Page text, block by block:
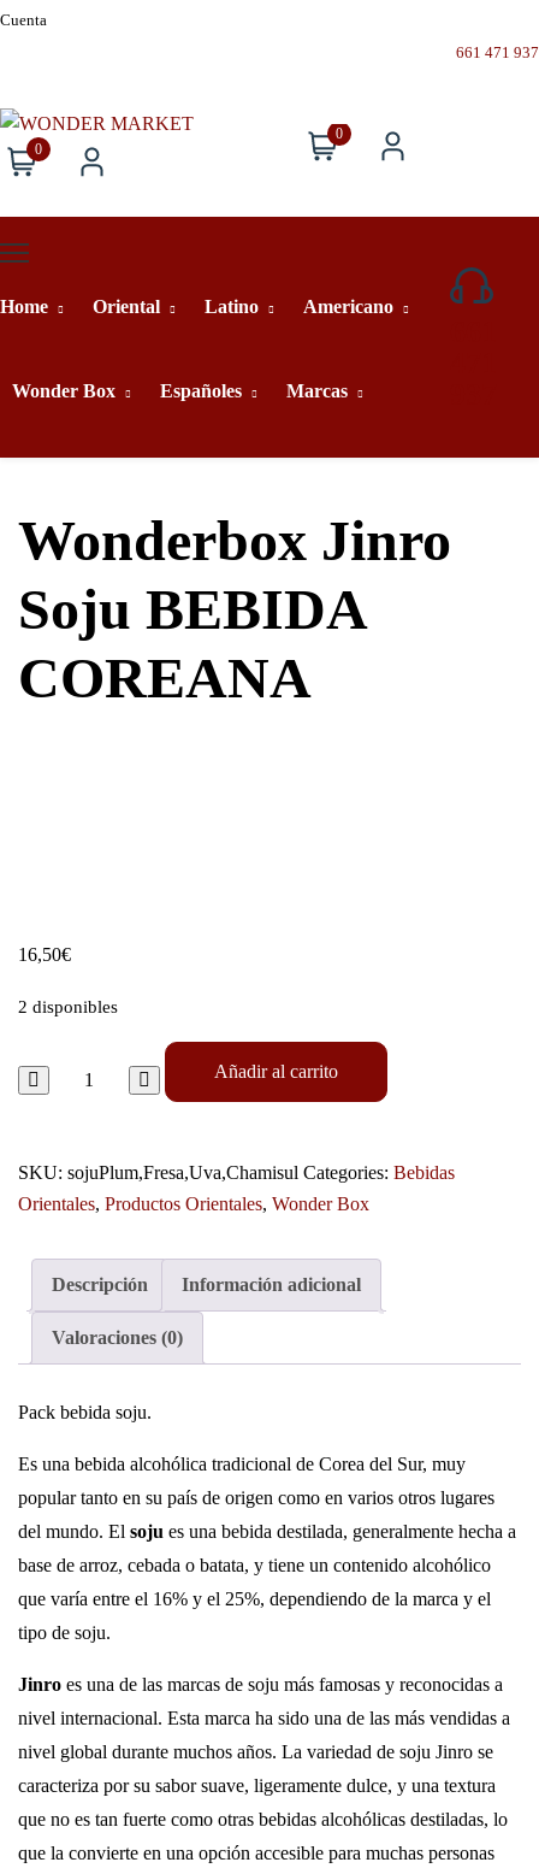
Cuenta
661 471 937
0
0
Home Oriental Latino Americano
Wonder Box Españoles Marcas
Wonderbox Jinro
Soju BEBIDA
COREANA
16,50€
2 disponibles
Añadir al carrito
SKU: sojuPlum,Fresa,Uva,Chamisul Categories: Bebidas
Orientales, Productos Orientales, Wonder Box
Descripción Información adicional
Valoraciones (0)
Pack bebida soju.
Es una bebida alcohólica tradicional de Corea del Sur, muy
popular tanto en su país de origen como en varios otros lugares
del mundo. El soju es una bebida destilada, generalmente hecha a
base de arroz, cebada o batata, y tiene un contenido alcohólico
que varía entre el 16% y el 25%, dependiendo de la marca y el
tipo de soju.
Jinro es una de las marcas de soju más famosas y reconocidas a
nivel internacional. Esta marca ha sido una de las más vendidas a
nivel global durante muchos años. La variedad de soju Jinro se
caracteriza por su sabor suave, ligeramente dulce, y una textura
que no es tan fuerte como otras bebidas alcohólicas destiladas, lo
que la convierte en una opción accesible para muchas personas